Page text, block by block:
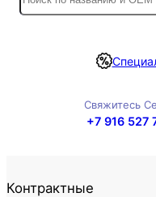
Свяжитесь
+7 916 527
Контрактные